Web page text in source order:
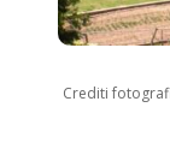
Crediti